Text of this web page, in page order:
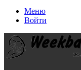
Меню
Войти